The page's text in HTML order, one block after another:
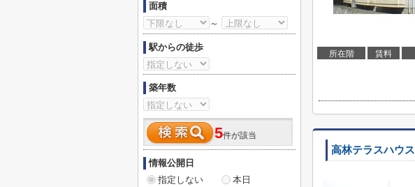
所在階 賃料
高林テラスハウス
面積
～
駅からの徒歩
築年数
5件が該当
情報公開日
指定しない
本日